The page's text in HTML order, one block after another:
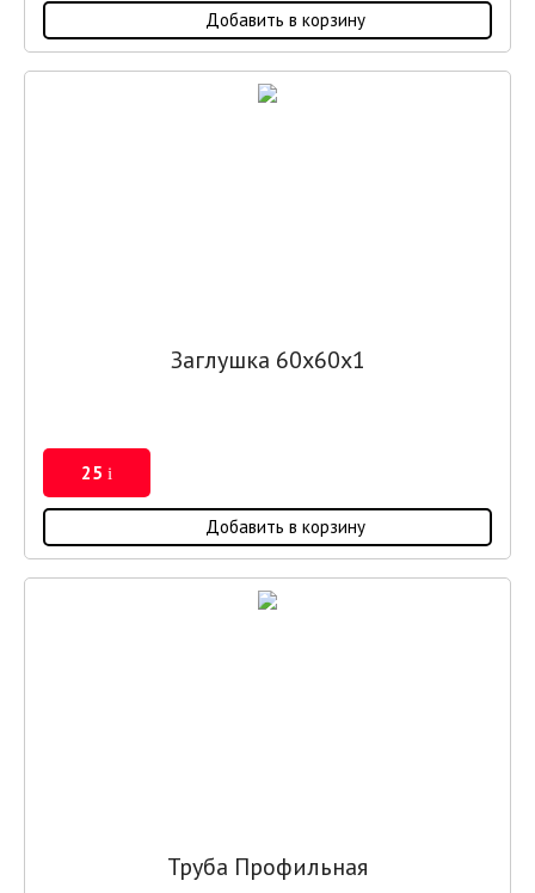
Добавить в корзину
Заглушка 60х60x1
25 i
Добавить в корзину
Труба Профильная